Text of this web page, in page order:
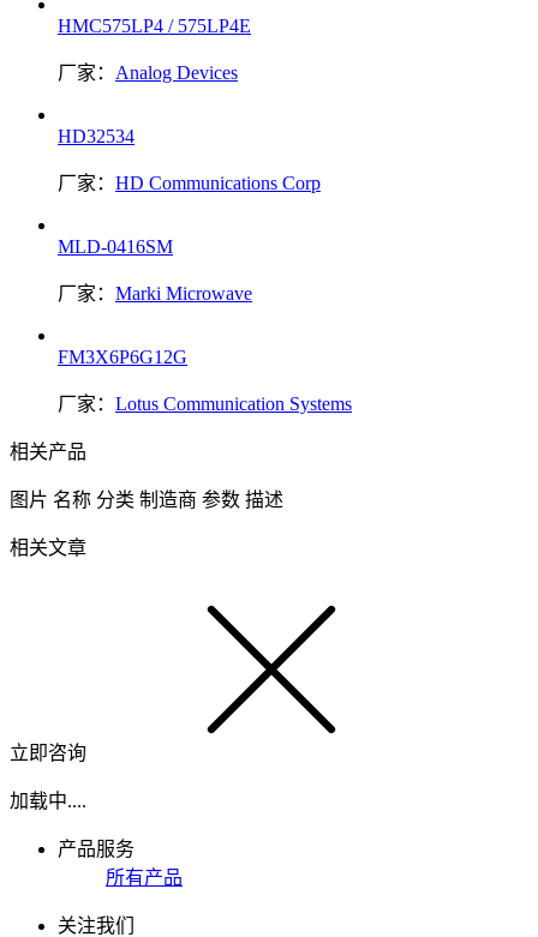
HMC575LP4 / 575LP4E
厂家： Analog Devices
HD32534
厂家： HD Communications Corp
MLD-0416SM
厂家： Marki Microwave
FM3X6P6G12G
厂家： Lotus Communication Systems
相关产品
图片 名称 分类 制造商 参数 描述
相关文章
立即咨询
加载中....
产品服务
所有产品
关注我们